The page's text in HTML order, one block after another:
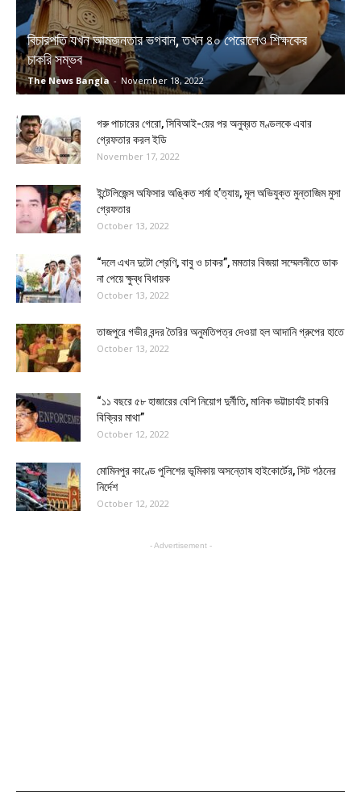
বিচারপতি যখন আমজনতার ভগবান, তখন ৪০ পেরোলেও শিক্ষকের
চাকরি সম্ভব
The News Bangla - November 18, 2022
গরু পাচারের গেরো, সিবিআই-য়ের পর অনুব্রত মণ্ডলকে এবার
গ্রেফতার করল ইডি
November 17, 2022
ইন্টেলিজেন্স অফিসার অঙ্কিত শর্মা হ’ত্যায়, মূল অভিযুক্ত মুন্তাজিম মুসা
গ্রেফতার
October 13, 2022
“দলে এখন দুটো শ্রেণি, বাবু ও চাকর”, মমতার বিজয়া সম্মেলনীতে ডাক
না পেয়ে ক্ষুব্ধ বিধায়ক
October 13, 2022
তাজপুরে গভীর বন্দর তৈরির অনুমতিপত্র দেওয়া হল আদানি গ্রুপের হাতে
October 13, 2022
“১১ বছরে ৫৮ হাজারের বেশি নিয়োগ দুর্নীতি, মানিক ভট্টাচার্যই চাকরি
বিক্রির মাথা”
October 12, 2022
মোমিনপুর কাণ্ডে পুলিশের ভূমিকায় অসন্তোষ হাইকোর্টের, সিট গঠনের
নির্দেশ
October 12, 2022
- Advertisement -